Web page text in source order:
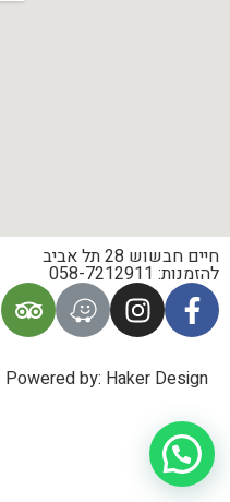
חיים חבשוש 28 תל אביב
להזמנות: 058-7212911
Powered by: Haker Design